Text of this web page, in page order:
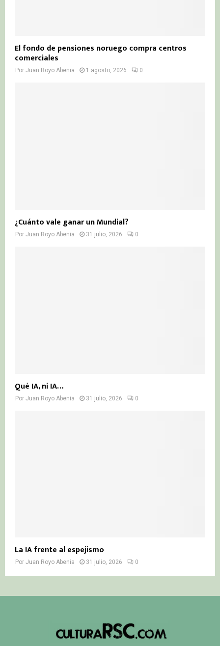
El fondo de pensiones noruego compra centros
comerciales
Por Juan Royo Abenia 1 agosto, 2026 0
¿Cuánto vale ganar un Mundial?
Por Juan Royo Abenia 31 julio, 2026 0
Qué IA, ni IA…
Por Juan Royo Abenia 31 julio, 2026 0
La IA frente al espejismo
Por Juan Royo Abenia 31 julio, 2026 0